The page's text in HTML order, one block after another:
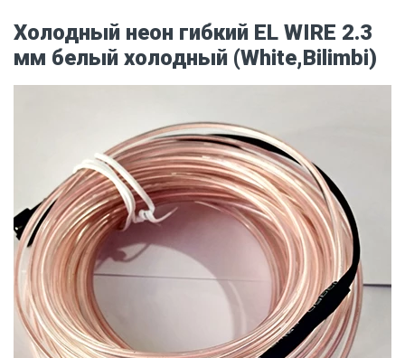
Холодный неон гибкий EL WIRE 2.3
мм белый холодный (White,Bilimbi)